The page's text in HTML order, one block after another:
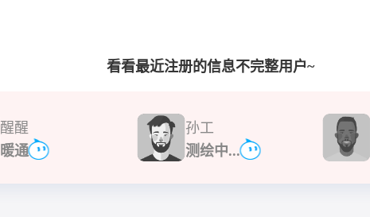
看看最近注册的信息不完整用户~
孙工
测绘中...
醒醒
暖通